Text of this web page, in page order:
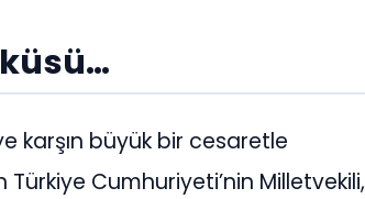
karşın büyük bir cesaretle
Cumhuriyeti’nin Milletvekili,